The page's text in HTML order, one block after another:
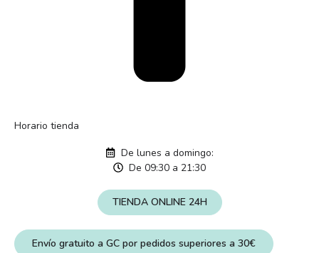
Horario tienda
De lunes a domingo:
De 09:30 a 21:30
TIENDA ONLINE 24H
Envío gratuito a GC por pedidos superiores a 30€